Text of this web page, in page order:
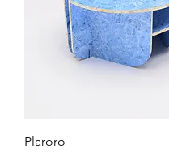
Plaroro